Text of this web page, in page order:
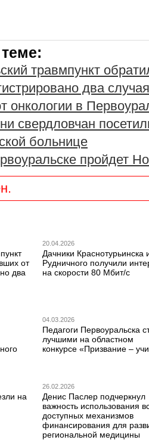
травмпункт
два
онкологии в
свердловчан
больнице
пройдет
от
два
20.04.2026
Дачники Краснотурьинска
Рудничного получили
на скорости 80 Мбит/с
04.03.2026
Педагоги Первоуральска
лучшими на областном
конкурсе «Призвание –
на
26.02.2026
Денис Паслер подчеркнул
важность использования
доступных механизмов
финансирования для
региональной медицины